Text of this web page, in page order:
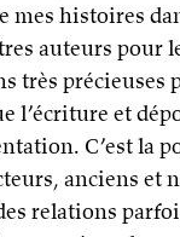
mes histoires
auteurs pour
très précieuses
l’écriture et
C’est la
anciens et
relations